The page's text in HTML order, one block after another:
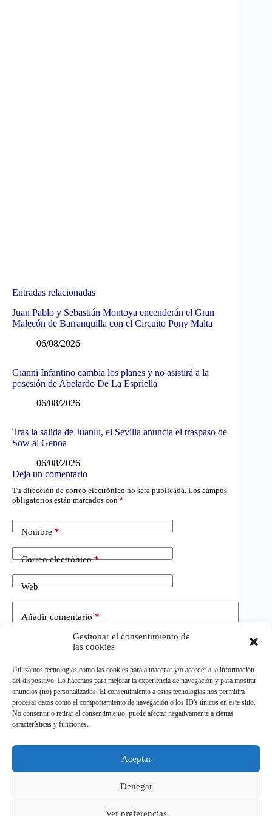
Gestionar el consentimiento de
las cookies
Utilizamos tecnologías como las cookies para almacenar y/o acceder a la información
del dispositivo. Lo hacemos para mejorar la experiencia de navegación y para mostrar
anuncios (no) personalizados. El consentimiento a estas tecnologías nos permitirá
procesar datos como el comportamiento de navegación o los ID's únicos en este sitio.
No consentir o retirar el consentimiento, puede afectar negativamente a ciertas
características y funciones.
Aceptar
Denegar
Ver preferencias
Entradas relacionadas
Juan Pablo y Sebastián Montoya encenderán el Gran
Malecón de Barranquilla con el Circuito Pony Malta
06/08/2026
Gianni Infantino cambia los planes y no asistirá a la
posesión de Abelardo De La Espriella
06/08/2026
Tras la salida de Juanlu, el Sevilla anuncia el traspaso de
Sow al Genoa
06/08/2026
Deja un comentario
Tu dirección de correo electrónico no será publicada. Los campos
obligatorios están marcados con *
Nombre*
Correo electrónico*
Web
Añadir comentario *
Publicar el comentario
Todos los derechos reservados.